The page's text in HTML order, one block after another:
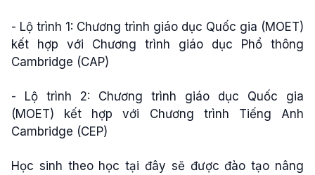
- Lộ trình 1: Chương trình giáo dục Quốc gia (MOET)
kết hợp với Chương trình giáo dục Phổ thông
Cambridge (CAP)
- Lộ trình 2: Chương trình giáo dục Quốc gia
(MOET) kết hợp với Chương trình Tiếng Anh
Cambridge (CEP)
Học sinh theo học tại đây sẽ được đào tạo nâng